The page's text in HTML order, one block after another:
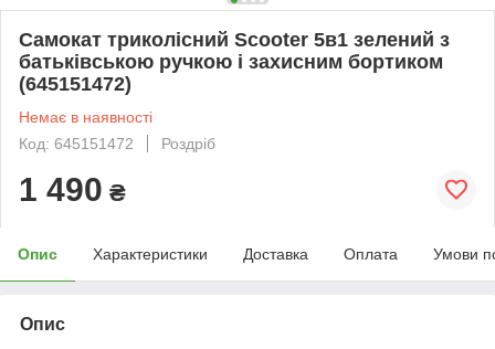
Самокат триколісний Scooter 5в1 зелений з
батьківською ручкою і захисним бортиком
(645151472)
Немає в наявності
Код: 645151472
Роздріб
1 490 ₴
Опис Характеристики Доставка Оплата Умови
Опис